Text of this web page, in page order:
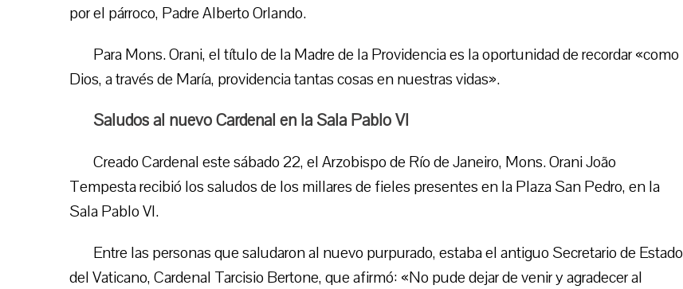
por el párroco, Padre Alberto Orlando.
Para Mons. Orani, el título de la Madre de la Providencia es la oportunidad de recordar «como
Dios, a través de María, providencia tantas cosas en nuestras vidas».
Saludos al nuevo Cardenal en la Sala Pablo VI
Creado Cardenal este sábado 22, el Arzobispo de Río de Janeiro, Mons. Orani João
Tempesta recibió los saludos de los millares de fieles presentes en la Plaza San Pedro, en la
Sala Pablo VI.
Entre las personas que saludaron al nuevo purpurado, estaba el antiguo Secretario de Estado
del Vaticano, Cardenal Tarcisio Bertone, que afirmó: «No pude dejar de venir y agradecer al